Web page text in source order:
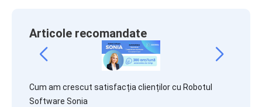
Articole recomandate
Cum am crescut satisfacția clienților cu Robotul
Software Sonia